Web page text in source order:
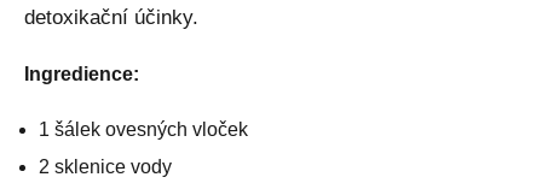
detoxikační účinky.
Ingredience:
1 šálek ovesných vloček
2 sklenice vody